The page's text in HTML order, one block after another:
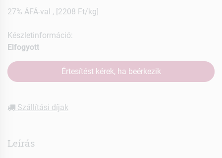
27% ÁFÁ-val , [2208 Ft/kg]
Készletinformáció:
Elfogyott
Értesítést kérek, ha beérkezik
Szállítási díjak
Leírás